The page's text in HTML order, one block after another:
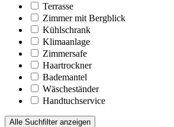
Terrasse
Zimmer mit Bergblick
Kühlschrank
Klimaanlage
Zimmersafe
Haartrockner
Bademantel
Wäscheständer
Handtuchservice
Alle Suchfilter anzeigen